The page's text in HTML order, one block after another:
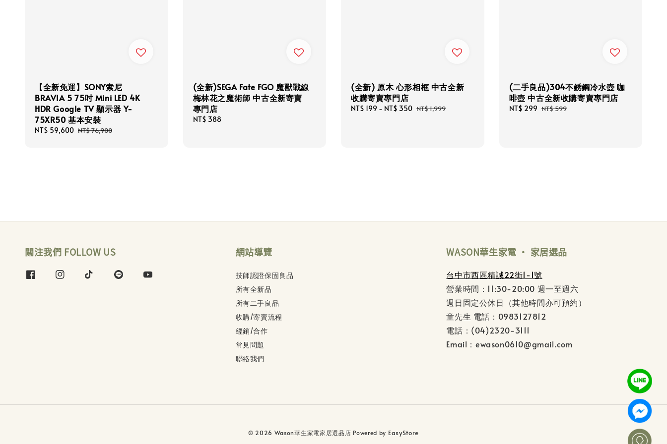
【全新免運】SONY索尼
BRAVIA 5 75吋 Mini LED 4K
HDR Google TV 顯示器 Y-
75XR50 基本安裝
Sale
NT$ 59,600 Regular
NT$ 76,900
(全新)SEGA Fate FGO 魔獸戰線
梅林花之魔術師 中古全新寄賣
專門店
Regular
NT$ 388
(全新) 原木 心形相框 中古全新
收購寄賣專門店
Sale
NT$ 199 - NT$ 350 Regular
NT$ 1,999
(二手良品)304不銹鋼冷水壺 咖
啡壺 中古全新收購寄賣專門店
Sale
NT$ 299 Regular
NT$ 599
關注我們 FOLLOW US 網站導覽
技師認證保固良品
所有全新品
所有二手良品
收購/寄賣流程
經銷/合作
常見問題
聯絡我們
WASON華生家電 ‧ 家居選品
台中市西區精誠22街1-1號
營業時間：11:30-20:00 週一至週六
週日固定公休日（其他時間亦可預約）
童先生 電話：0983127812
電話：(04)2320-3111
Email：ewason0610@gmail.com
© 2026 Wason華生家電家居選品店 Powered by EasyStore